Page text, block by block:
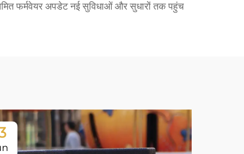
फर्मवेयर अपडेट नई सुविधाओं और सुधारों तक पहुंच